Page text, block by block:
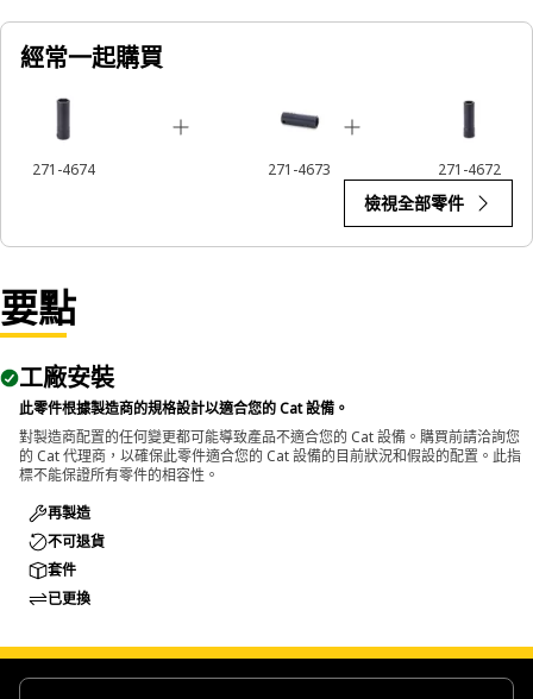
經常一起購買
271-4674 271-4673 271-4672
檢視全部零件
要點
工廠安裝
此零件根據製造商的規格設計以適合您的 Cat 設備。
對製造商配置的任何變更都可能導致產品不適合您的 Cat 設備。購買前請洽詢您
的 Cat 代理商，以確保此零件適合您的 Cat 設備的目前狀況和假設的配置。此指
標不能保證所有零件的相容性。
再製造
不可退貨
套件
已更換